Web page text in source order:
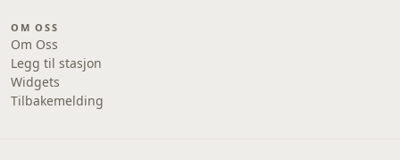
OM OSS
Om Oss
Legg til stasjon
Widgets
Tilbakemelding